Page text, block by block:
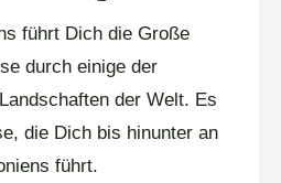
führt Dich die Große
durch einige der
der Welt. Es
die Dich bis hinunter an
führt.